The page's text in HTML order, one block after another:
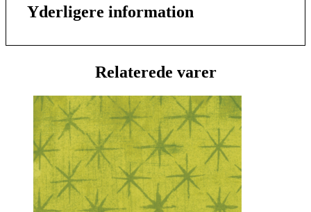
Yderligere information
Relaterede varer